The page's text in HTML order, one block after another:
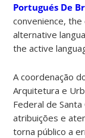
Portugués De
convenience,
alternative
the active
A coordenação
Arquitetura e
Federal de Santa
atribuições e
torna público a